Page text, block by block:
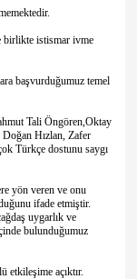
birlikte istismar ivme
başvurduğumuz temel
Tali Öngören,Oktay
Hızlan, Zafer
Türkçe dostunu saygı
yön veren ve onu
ifade etmiştir.
uygarlık ve
bulunduğumuz
etkileşime açıktır.